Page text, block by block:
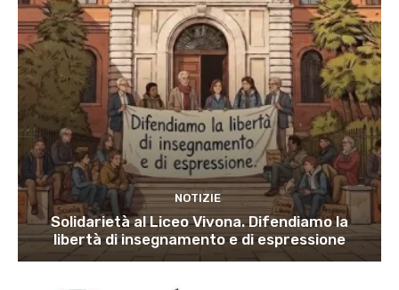
NOTIZIE
Solidarietà al Liceo Vivona. Difendiamo la
libertà di insegnamento e di espressione